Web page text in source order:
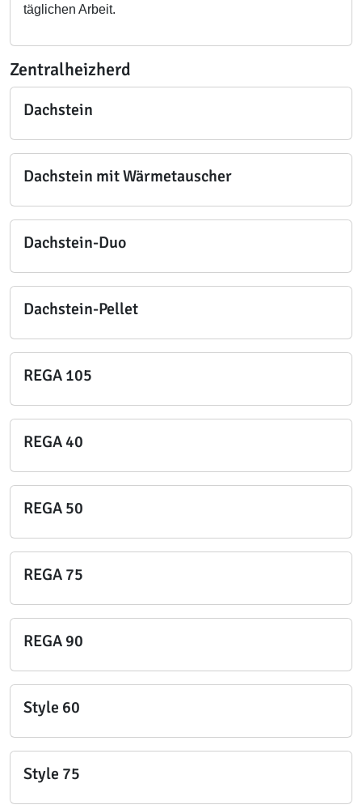
täglichen Arbeit.
Zentralheizherd
Dachstein
Dachstein mit Wärmetauscher
Dachstein-Duo
Dachstein-Pellet
REGA 105
REGA 40
REGA 50
REGA 75
REGA 90
Style 60
Style 75